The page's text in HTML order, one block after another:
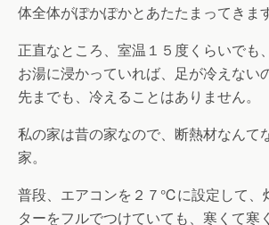
体全体がぽかぽかとあたたまってきます
正直なところ、室温１５度くらいでも
お湯に浸かっていれば、足が冷えない
先までも、冷えることはありません。
私の家は昔の家なので、断熱材なんて
家。
普段、エアコンを２７℃に設定して、
ターをフルでつけていても、寒くて寒